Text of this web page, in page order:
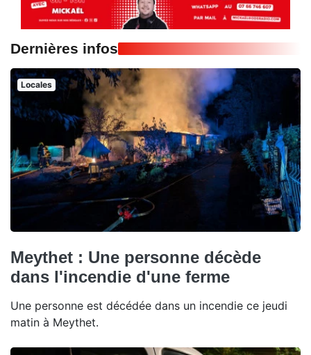
Dernières infos
Locales
Meythet : Une personne décède
dans l'incendie d'une ferme
Une personne est décédée dans un incendie ce jeudi
matin à Meythet.